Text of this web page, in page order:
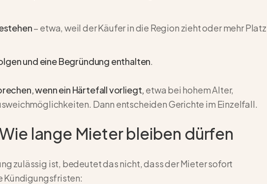
– etwa, weil der Käufer in die Region zieht oder mehr Platz
und eine Begründung enthalten.
wenn ein Härtefall vorliegt, etwa bei hohem Alter,
Dann entscheiden Gerichte im Einzelfall.
lange Mieter bleiben dürfen
zulässig ist, bedeutet das nicht, dass der Mieter sofort
Kündigungsfristen: